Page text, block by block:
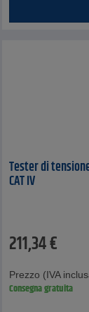
Tester di
CAT IV
211,34€
Prezzo (IVA
Consegna gratuita